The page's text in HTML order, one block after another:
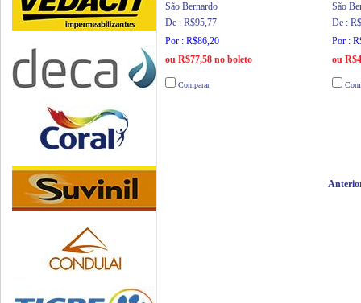
São Bernardo
De : R$95,77
Por : R$86,20
ou R$77,58 no boleto
Comparar
São
De :
Por :
ou